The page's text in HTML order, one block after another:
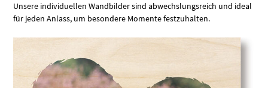
Unsere individuellen Wandbilder sind abwechslungsreich und ideal
für jeden Anlass, um besondere Momente festzuhalten.